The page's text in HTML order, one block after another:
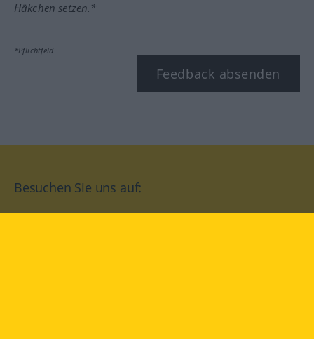
Häkchen setzen.*
*Pflichtfeld
Feedback absenden
Besuchen Sie uns auf: